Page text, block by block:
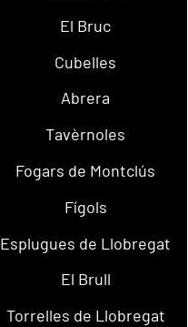
El Bruc
Cubelles
Abrera
Tavèrnoles
Fogars de Montclús
Fígols
Esplugues de Llobregat
El Brull
Torrelles de Llobregat